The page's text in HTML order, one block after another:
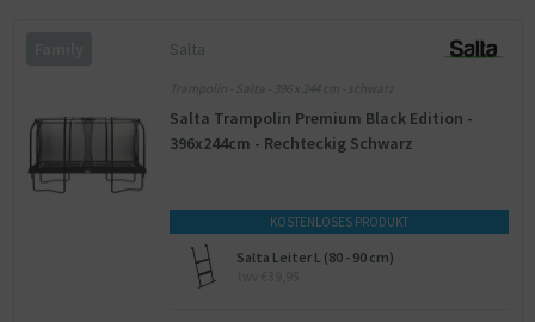
Salta
Trampolin - Salta - 396 x 244 cm - schwarz
Salta Trampolin Premium Black Edition -
396x244cm - Rechteckig Schwarz
KOSTENLOSES PRODUKT
Salta Leiter L (80 - 90 cm)